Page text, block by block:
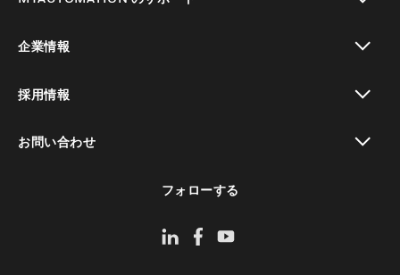
企業情報
採用情報
お問い合わせ
フォローする